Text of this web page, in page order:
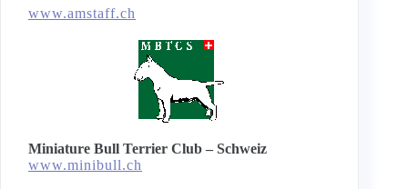
www.amstaff.ch
Miniature Bull Terrier Club – Schweiz
www.minibull.ch